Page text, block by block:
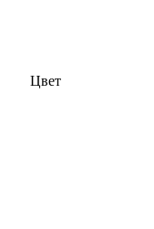
Цвет